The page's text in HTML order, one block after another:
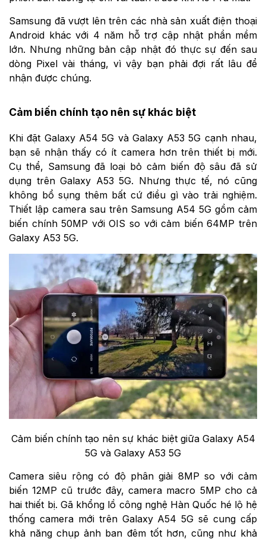
Samsung đã vượt lên trên các nhà sản xuất điện thoại
Android khác với 4 năm hỗ trợ cập nhật phần mềm
lớn. Nhưng những bản cập nhật đó thực sự đến sau
dòng Pixel vài tháng, vì vậy bạn phải đợi rất lâu để
nhận được chúng.
Cảm biến chính tạo nên sự khác biệt
Khi đặt Galaxy A54 5G và Galaxy A53 5G cạnh nhau,
bạn sẽ nhận thấy có ít camera hơn trên thiết bị mới.
Cụ thể, Samsung đã loại bỏ cảm biến độ sâu đã sử
dụng trên Galaxy A53 5G. Nhưng thực tế, nó cũng
không bổ sụng thêm bất cứ điều gì vào trải nghiệm.
Thiết lập camera sau trên Samsung A54 5G gồm cảm
biến chính 50MP với OIS so với cảm biến 64MP trên
Galaxy A53 5G.
Cảm biến chính tạo nên sự khác biệt giữa Galaxy A54
5G và Galaxy A53 5G
Camera siêu rộng có độ phân giải 8MP so với cảm
biến 12MP cũ trước đây, camera macro 5MP cho cả
hai thiết bị. Gã khổng lồ công nghệ Hàn Quốc hé lộ hệ
thống camera mới trên Galaxy A54 5G sẽ cung cấp
khả năng chụp ảnh ban đêm tốt hơn, cũng như khả